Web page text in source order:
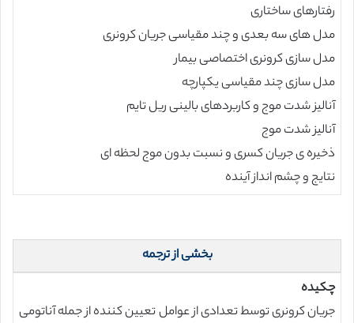
رفتارهای ساختاری
مدل های سه بعدی و چند مقیاسی جریان کرونری
مدل سازی کرونری اختصاصی بیمار
مدل سازی چند مقیاسی یکپارچه
آنالیز شدت موج و کاربردهای بالینی ریل تایم
آنالیز شدت موج
ذخیره ی جریان کسری و نسبت بدون موج لحظه ای
نتایج و چشم انداز آینده
بخشی از ترجمه
چکیده
جریان کرونری توسط تعدادی از عوامل تعیین کننده از جمله آناتومی